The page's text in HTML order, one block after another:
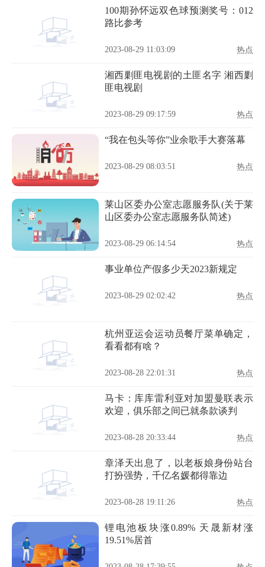
100期孙怀远双色球预测奖号：012
路比参考
2023-08-29 11:03:09 热点
湘西剿匪电视剧的土匪名字 湘西剿
匪电视剧
2023-08-29 09:17:59 热点
“我在包头等你”业余歌手大赛落幕
2023-08-29 08:03:51 热点
莱山区委办公室志愿服务队(关于莱
山区委办公室志愿服务队简述)
2023-08-29 06:14:54 热点
事业单位产假多少天2023新规定
2023-08-29 02:02:42 热点
杭州亚运会运动员餐厅菜单确定，
看看都有啥？
2023-08-28 22:01:31 热点
马卡：库库雷利亚对加盟曼联表示
欢迎，俱乐部之间已就条款谈判
2023-08-28 20:33:44 热点
章泽天出息了，以老板娘身份站台
打扮强势，千亿名媛都得靠边
2023-08-28 19:11:26 热点
锂电池板块涨0.89% 天晟新材涨
19.51%居首